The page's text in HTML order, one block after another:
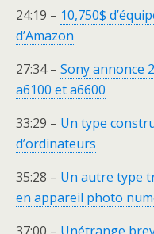
24:19 – 10,750$
d’Amazon
27:34 – Sony annonce
a6100 et a6600
33:29 – Un type
d’ordinateurs
35:28 – Un autre type
en appareil photo